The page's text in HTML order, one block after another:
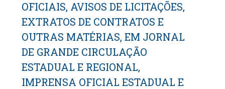
OFICIAIS, AVISOS DE LICITAÇÕES,
EXTRATOS DE CONTRATOS E
OUTRAS MATÉRIAS, EM JORNAL
DE GRANDE CIRCULAÇÃO
ESTADUAL E REGIONAL,
IMPRENSA OFICIAL ESTADUAL E